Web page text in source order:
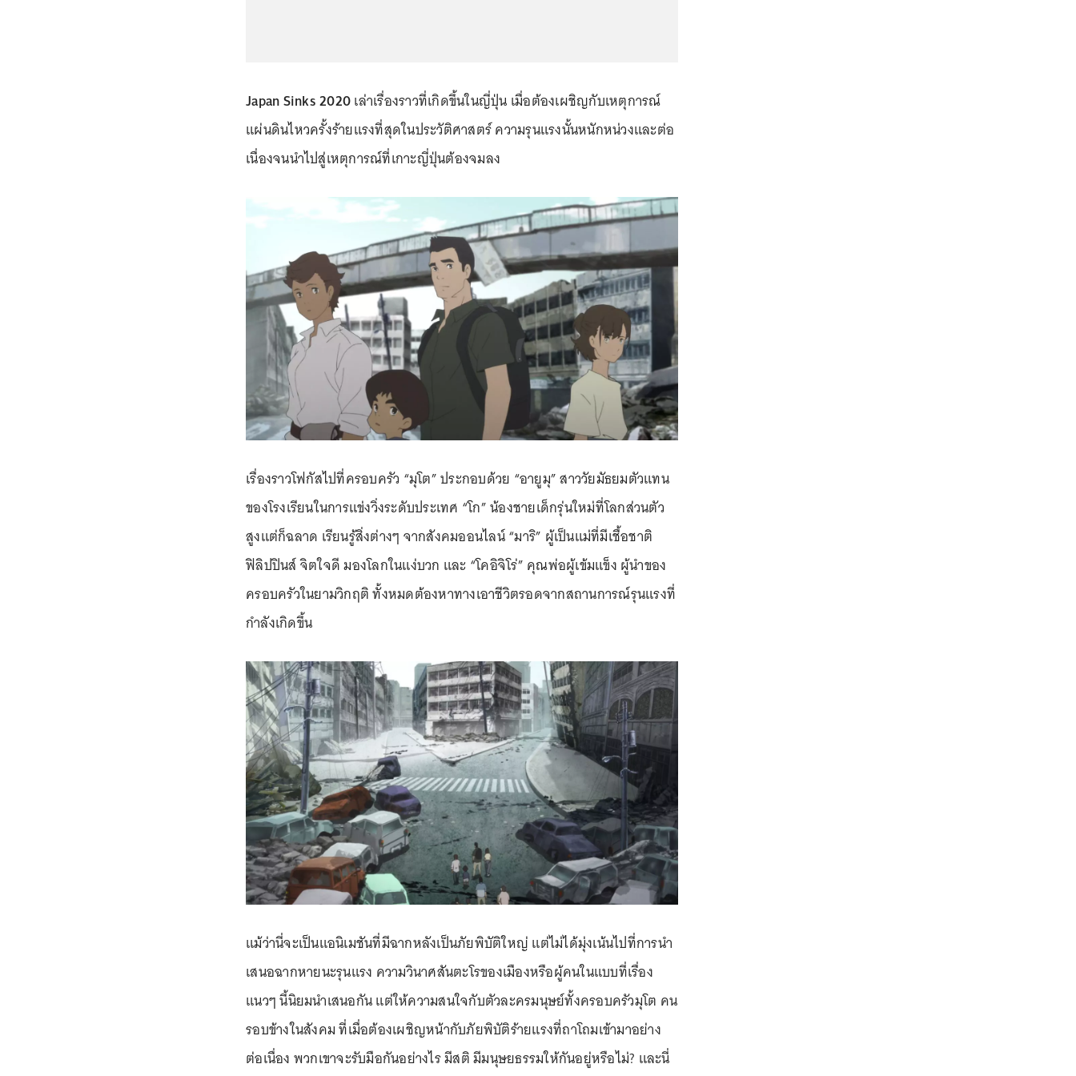
Japan Sinks 2020เล่าเรื่องราวที่เกิดขึ้นในญี่ปุ่น เมื่อต้องเผชิญกับเหตุการณ์
แผ่นดินไหวครั้งร้ายแรงที่สุดในประวัติศาสตร์ ความรุนแรงนั้นหนักหน่วงและต่อ
เนื่องจนนำไปสู่เหตุการณ์ที่เกาะญี่ปุ่นต้องจมลง
เรื่องราวโฟกัสไปที่ครอบครัว “มุโต” ประกอบด้วย “อายูมุ” สาววัยมัธยมตัวแทน
ของโรงเรียนในการแข่งวิ่งระดับประเทศ “โก” น้องชายเด็กรุ่นใหม่ที่โลกส่วนตัว
สูงแต่ก็ฉลาด เรียนรู้สิ่งต่างๆ จากสังคมออนไลน์ “มาริ” ผู้เป็นแม่ที่มีเชื้อชาติ
ฟิลิปปินส์ จิตใจดี มองโลกในแง่บวก และ “โคอิจิโร่” คุณพ่อผู้เข้มแข็ง ผู้นำของ
ครอบครัวในยามวิกฤติ ทั้งหมดต้องหาทางเอาชีวิตรอดจากสถานการณ์รุนแรงที่
กำลังเกิดขึ้น
แม้ว่านี่จะเป็นแอนิเมชันที่มีฉากหลังเป็นภัยพิบัติใหญ่ แต่ไม่ได้มุ่งเน้นไปที่การนำ
เสนอฉากหายนะรุนแรง ความวินาศสันตะโรของเมืองหรือผู้คนในแบบที่เรื่อง
แนวๆ นี้นิยมนำเสนอกัน แต่ให้ความสนใจกับตัวละครมนุษย์ทั้งครอบครัวมุโต คน
รอบข้างในสังคม ที่เมื่อต้องเผชิญหน้ากับภัยพิบัติร้ายแรงที่ถาโถมเข้ามาอย่าง
ต่อเนื่อง พวกเขาจะรับมือกันอย่างไร มีสติ มีมนุษยธรรมให้กันอยู่หรือไม่? และนี่